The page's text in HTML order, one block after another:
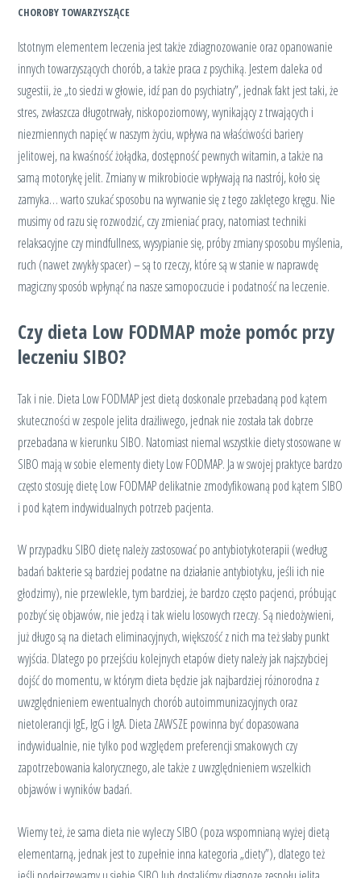
CHOROBY TOWARZYSZĄCE
Istotnym elementem leczenia jest także zdiagnozowanie oraz opanowanie
innych towarzyszących chorób, a także praca z psychiką. Jestem daleka od
sugestii, że „to siedzi w głowie, idź pan do psychiatry”, jednak fakt jest taki, że
stres, zwłaszcza długotrwały, niskopoziomowy, wynikający z trwających i
niezmiennych napięć w naszym życiu, wpływa na właściwości bariery
jelitowej, na kwaśność żołądka, dostępność pewnych witamin, a także na
samą motorykę jelit. Zmiany w mikrobiocie wpływają na nastrój, koło się
zamyka… warto szukać sposobu na wyrwanie się z tego zaklętego kręgu. Nie
musimy od razu się rozwodzić, czy zmieniać pracy, natomiast techniki
relaksacyjne czy mindfullness, wysypianie się, próby zmiany sposobu myślenia,
ruch (nawet zwykły spacer) – są to rzeczy, które są w stanie w naprawdę
magiczny sposób wpłynąć na nasze samopoczucie i podatność na leczenie.
Czy dieta Low FODMAP może pomóc przy
leczeniu SIBO?
Tak i nie. Dieta Low FODMAP jest dietą doskonale przebadaną pod kątem
skuteczności w zespole jelita drażliwego, jednak nie została tak dobrze
przebadana w kierunku SIBO. Natomiast niemal wszystkie diety stosowane w
SIBO mają w sobie elementy diety Low FODMAP. Ja w swojej praktyce bardzo
często stosuję dietę Low FODMAP delikatnie zmodyfikowaną pod kątem SIBO
i pod kątem indywidualnych potrzeb pacjenta.
W przypadku SIBO dietę należy zastosować po antybiotykoterapii (według
badań bakterie są bardziej podatne na działanie antybiotyku, jeśli ich nie
głodzimy), nie przewlekle, tym bardziej, że bardzo często pacjenci, próbując
pozbyć się objawów, nie jedzą i tak wielu losowych rzeczy. Są niedożywieni,
już długo są na dietach eliminacyjnych, większość z nich ma też słaby punkt
wyjścia. Dlatego po przejściu kolejnych etapów diety należy jak najszybciej
dojść do momentu, w którym dieta będzie jak najbardziej różnorodna z
uwzględnieniem ewentualnych chorób autoimmunizacyjnych oraz
nietolerancji IgE, IgG i IgA. Dieta ZAWSZE powinna być dopasowana
indywidualnie, nie tylko pod względem preferencji smakowych czy
zapotrzebowania kalorycznego, ale także z uwzględnieniem wszelkich
objawów i wyników badań.
Wiemy też, że sama dieta nie wyleczy SIBO (poza wspomnianą wyżej dietą
elementarną, jednak jest to zupełnie inna kategoria „diety”), dlatego też